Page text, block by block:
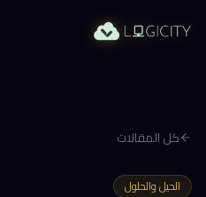
كل المقالات
الحيل والحلول